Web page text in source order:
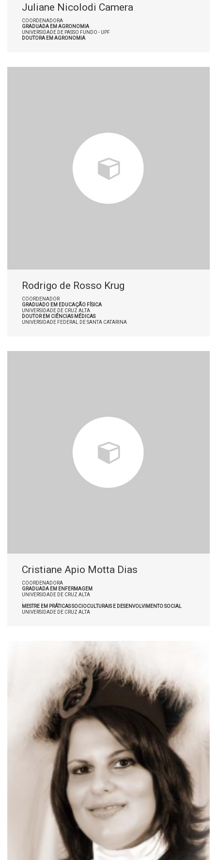
Juliane Nicolodi Camera
COORDENADORA
GRADUADA EM AGRONOMIA
UNIVERSIDADE DE PASSO FUNDO - UPF
DOUTORA EM AGRONOMIA
Rodrigo de Rosso Krug
COORDENADOR
GRADUADO EM EDUCAÇÃO FÍSICA
UNIVERSIDADE DE CRUZ ALTA
DOUTOR EM CIÊNCIAS MÉDICAS
UNIVERSIDADE FEDERAL DE SANTA CATARINA
Cristiane Apio Motta Dias
COORDENADORA
GRADUADA EM ENFERMAGEM
UNIVERSIDADE DE CRUZ ALTA
:
MESTRE EM PRÁTICAS SOCIOCULTURAIS E DESENVOLVIMENTO SOCIAL
UNIVERSIDADE DE CRUZ ALTA